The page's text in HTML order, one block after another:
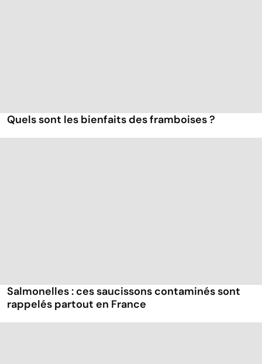
Quels sont les bienfaits des framboises ?
Salmonelles : ces saucissons contaminés sont
rappelés partout en France